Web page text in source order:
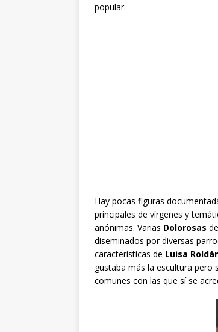
popular.
Hay pocas figuras
principales de vírgenes y
anónimas. Varias Dolorosas
diseminados por diversas
características de Luisa
gustaba más la escultura pero
comunes con las que sí se